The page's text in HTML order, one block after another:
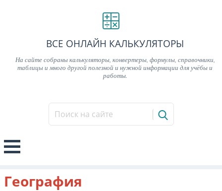
ВСЕ ОНЛАЙН КАЛЬКУЛЯТОРЫ
На сайте собраны калькуляторы, конвертеры, формулы, справочники,
таблицы и много другой полезной и нужной информации для учёбы и
работы.
География